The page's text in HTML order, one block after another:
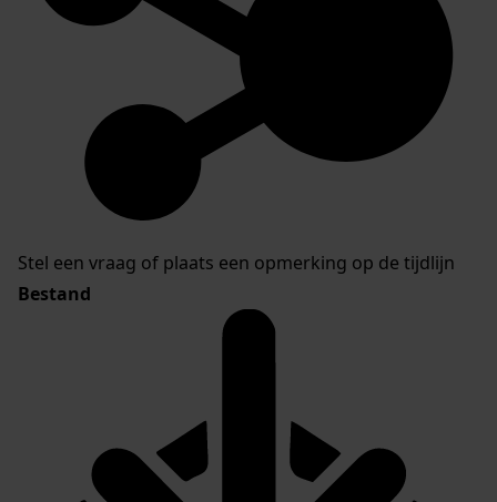
Stel een vraag of plaats een opmerking op de tijdlijn
Bestand